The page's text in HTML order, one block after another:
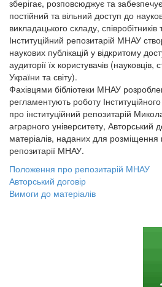
зберігає, розповсюджує та
постійний та вільний доступ до
викладацького складу, співробітників
Інституційний репозитарій МНАУ
наукових публікацій у відкритому
аудиторії їх користувачів (науковців,
України та світу).
Фахівцями бібліотеки МНАУ
регламентують роботу
про інституційний репозитарій
аграрного університету, Авторський
матеріалів, наданих для розміщення
репозитарії МНАУ.
Положення про репозитарій МНАУ
Авторський договір
Вимоги до матеріалів